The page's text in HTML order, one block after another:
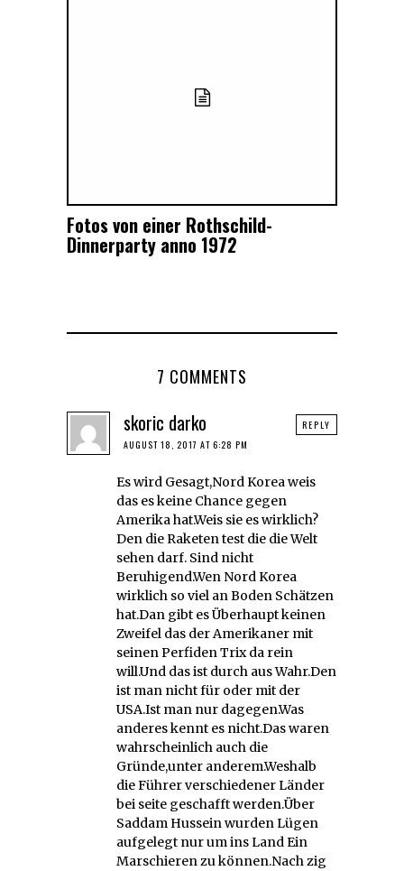
Fotos von einer Rothschild-
Dinnerparty anno 1972
7 COMMENTS
skoric darko
AUGUST 18, 2017 AT 6:28 PM
Es wird Gesagt,Nord Korea weis
das es keine Chance gegen
Amerika hat.Weis sie es wirklich?
Den die Raketen test die die Welt
sehen darf. Sind nicht
Beruhigend.Wen Nord Korea
wirklich so viel an Boden Schätzen
hat.Dan gibt es Überhaupt keinen
Zweifel das der Amerikaner mit
seinen Perfiden Trix da rein
will.Und das ist durch aus Wahr.Den
ist man nicht für oder mit der
USA.Ist man nur dagegen.Was
anderes kennt es nicht.Das waren
wahrscheinlich auch die
Gründe,unter anderem.Weshalb
die Führer verschiedener Länder
bei seite geschafft werden.Über
Saddam Hussein wurden Lügen
aufgelegt nur um ins Land Ein
Marschieren zu können.Nach zig
REPLY